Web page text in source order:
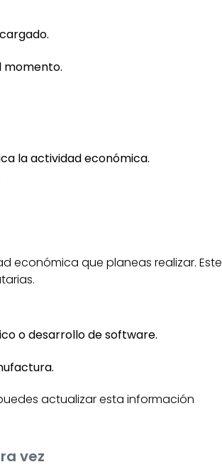
momento.
la actividad económica.
económica que planeas realizar. Este
o desarrollo de software.
actualizar esta información
vez